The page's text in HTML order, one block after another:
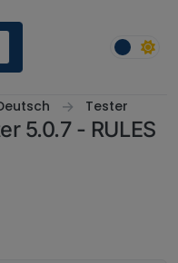
Tester
5.0.7 - RULES